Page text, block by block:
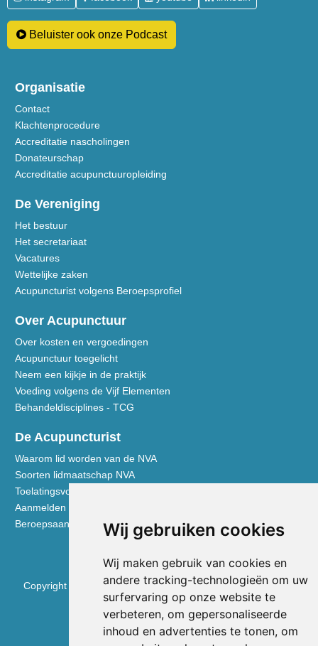
Wij gebruiken cookies
Wij maken gebruik van cookies en
andere tracking-technologieën om uw
surfervaring op onze website te
verbeteren, om gepersonaliseerde
inhoud en advertenties te tonen, om
Beluister ook onze Podcast
Organisatie
Contact
Klachtenprocedure
Accreditatie nascholingen
Donateurschap
Accreditatie acupunctuuropleiding
De Vereniging
Het bestuur
Het secretariaat
Vacatures
Wettelijke zaken
Acupuncturist volgens Beroepsprofiel
Over Acupunctuur
Over kosten en vergoedingen
Acupunctuur toegelicht
Neem een kijkje in de praktijk
Voeding volgens de Vijf Elementen
Behandeldisciplines - TCG
De Acupuncturist
Waarom lid worden van de NVA
Soorten lidmaatschap NVA
Toelatingsvoorwaarden
Aanmelden voor lidmaatschap
Beroepsaansprakelijkheidsverzekering
Copyright © 2026 Nederlandse Vereniging voor Acupunctuur
KVK 40531133